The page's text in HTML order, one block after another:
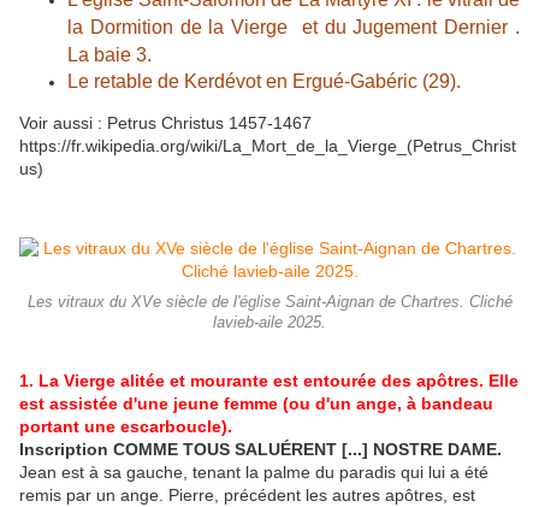
la Dormition de la Vierge et du Jugement Dernier .
La baie 3.
Le retable de Kerdévot en Ergué-Gabéric (29).
Voir aussi : Petrus Christus 1457-1467
https://fr.wikipedia.org/wiki/La_Mort_de_la_Vierge_(Petrus_Christ
us)
Les vitraux du XVe siècle de l'église Saint-Aignan de Chartres. Cliché
lavieb-aile 2025.
1. La Vierge alitée et mourante est entourée des apôtres. Elle
est assistée d'une jeune femme (ou d'un ange, à bandeau
portant une escarboucle).
Inscription COMME TOUS SALUÉRENT [...] NOSTRE DAME.
Jean est à sa gauche, tenant la palme du paradis qui lui a été
remis par un ange. Pierre, précédent les autres apôtres, est